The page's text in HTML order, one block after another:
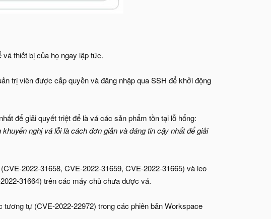
thiết bị của họ ngay lập tức.
trị viên được cấp quyền và đăng nhập qua SSH để khởi động
để giải quyết triệt để là vá các sản phẩm tồn tại lỗ hổng:
nghị vá lỗi là cách đơn giản và đáng tin cậy nhất để giải
2022-31658, CVE-2022-31659, CVE-2022-31665) và leo
31664) trên các máy chủ chưa được vá.
tự (CVE-2022-22972) trong các phiên bản Workspace